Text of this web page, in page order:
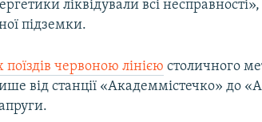
ліквідували всі
підземки.
поїздів червоною лінією столичного
від станції «Академмістечко» до